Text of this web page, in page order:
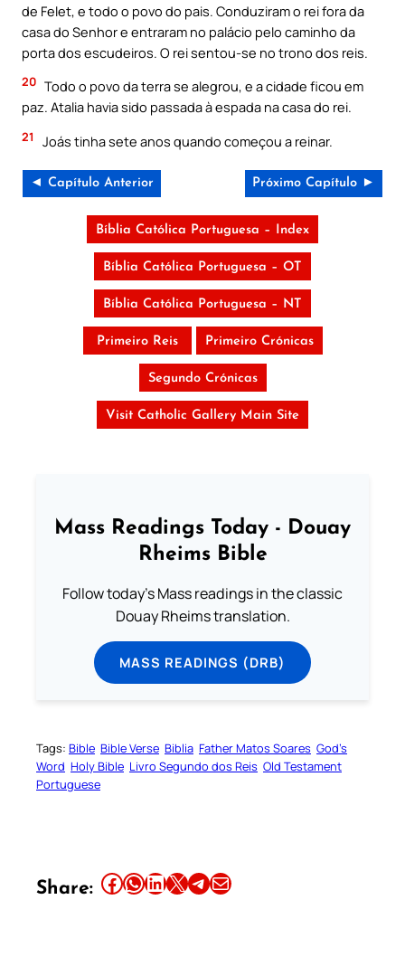
de Felet, e todo o povo do pais. Conduziram o rei fora da
casa do Senhor e entraram no palácio pelo caminho da
porta dos escudeiros. O rei sentou-se no trono dos reis.
20 Todo o povo da terra se alegrou, e a cidade ficou em
paz. Atalia havia sido passada à espada na casa do rei.
21 Joás tinha sete anos quando começou a reinar.
◄ Capítulo Anterior Próximo Capítulo ►
Bíblia Católica Portuguesa – Index
Bíblia Católica Portuguesa – OT
Bíblia Católica Portuguesa – NT
Primeiro Reis Primeiro Crónicas
Segundo Crónicas
Visit Catholic Gallery Main Site
Mass Readings Today - Douay
Rheims Bible
Follow today's Mass readings in the classic
Douay Rheims translation.
MASS READINGS (DRB)
Tags: Bible Bible Verse Biblia Father Matos Soares God’s
Word Holy Bible Livro Segundo dos Reis Old Testament
Portuguese
Share: Share this article on Facebook Share this article on WhatsApp Share this article on LinkedIn Share this article on X Share this article on TelegramEmail this Article